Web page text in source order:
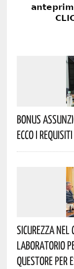
Bonus
Ecco I Requisiti
Sicurezza Nel
Laboratorio
Questore Per